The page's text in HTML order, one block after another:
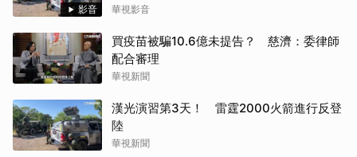
影音 華視影音
買疫苗被騙10.6億未提告？ 慈濟：委律師
配合審理
華視新聞
漢光演習第3天！ 雷霆2000火箭進行反登
陸
華視新聞